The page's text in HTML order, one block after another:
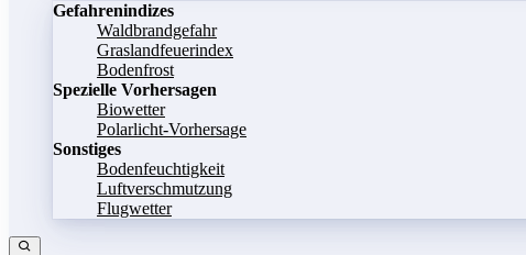
Gefahrenindizes
Waldbrandgefahr
Graslandfeuerindex
Bodenfrost
Spezielle Vorhersagen
Biowetter
Polarlicht-Vorhersage
Sonstiges
Bodenfeuchtigkeit
Luftverschmutzung
Flugwetter